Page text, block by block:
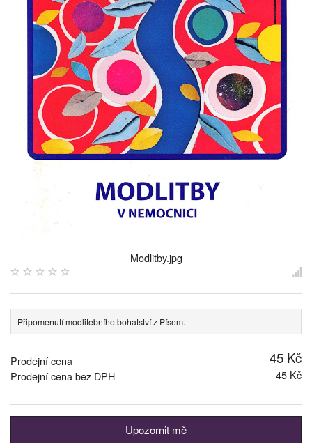
Modlitby.jpg
Připomenutí modlitebního bohatství z Písem.
Prodejní cena 45 Kč
Prodejní cena bez DPH 45 Kč
Upozornit mě